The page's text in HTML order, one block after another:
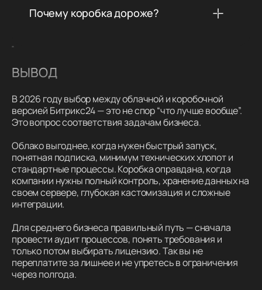
Почему коробка дороже?
ВЫВОД
В 2026 году выбор между облачной и коробочной
версией Битрикс24 — это не спор “что лучше вообще”.
Это вопрос соответствия задачам бизнеса.
Облако выгоднее, когда нужен быстрый запуск,
понятная подписка, минимум технических хлопот и
стандартные процессы. Коробка оправдана, когда
компании нужны полный контроль, хранение данных на
своем сервере, глубокая кастомизация и сложные
интеграции.
Для среднего бизнеса правильный путь — сначала
провести аудит процессов, понять требования и
только потом выбирать лицензию. Так вы не
переплатите за лишнее и не упретесь в ограничения
через полгода.